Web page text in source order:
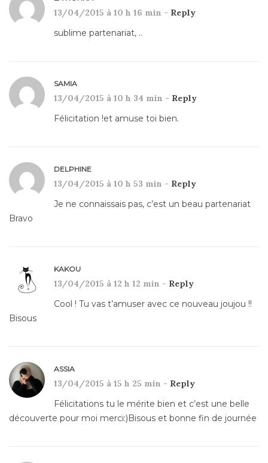
13/04/2015 à 10 h 16 min - Reply
sublime partenariat, ..
SAMIA
13/04/2015 à 10 h 34 min - Reply
Félicitation !et amuse toi bien.
DELPHINE
13/04/2015 à 10 h 53 min - Reply
Je ne connaissais pas, c’est un beau partenariat
Bravo
KAKOU
13/04/2015 à 12 h 12 min - Reply
Cool ! Tu vas t’amuser avec ce nouveau joujou !!
Bisous
ASSIA
13/04/2015 à 15 h 25 min - Reply
Félicitations tu le mérite bien et c’est une belle
découverte pour moi merci:)Bisous et bonne fin de journée